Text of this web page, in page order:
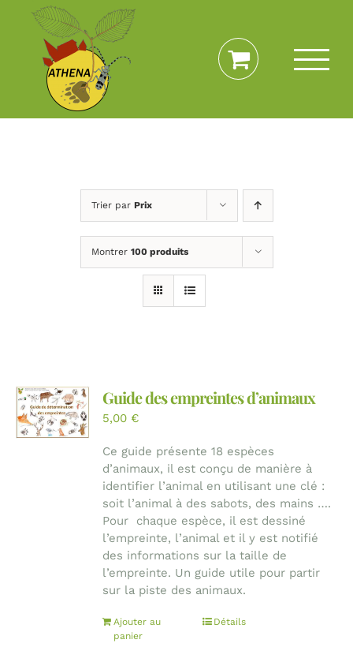
Passer
contenu
Trier par Prix
Montrer 100 produits
Guide des empreintes d’animaux
5,00 €
Ce guide présente 18 espèces
d’animaux, il est conçu de manière à
identifier l’animal en utilisant une clé :
soit l’animal à des sabots, des mains ….
Pour chaque espèce, il est dessiné
l’empreinte, l’animal et il y est notifié
des informations sur la taille de
l’empreinte. Un guide utile pour partir
sur la piste des animaux.
Ajouter au
panier
Détails